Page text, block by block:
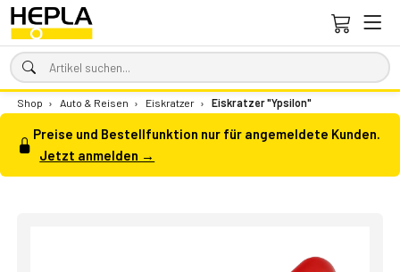
Shop › Auto & Reisen › Eiskratzer › Eiskratzer "Ypsilon"
Preise und Bestellfunktion nur für angemeldete Kunden.
Jetzt anmelden →